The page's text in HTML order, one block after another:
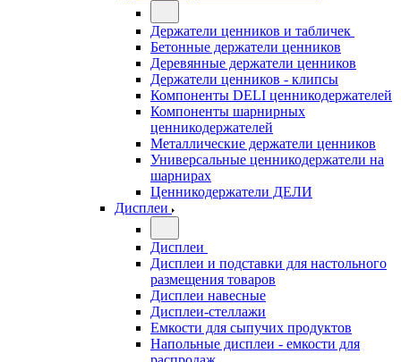
Держатели ценников и табличек
Бетонные держатели ценников
Деревянные держатели ценников
Держатели ценников - клипсы
Компоненты DELI ценникодержателей
Компоненты шарнирных
ценникодержателей
Металлические держатели ценников
Универсальные ценникодержатели на
шарнирах
Ценникодержатели ДЕЛИ
Дисплеи
Дисплеи
Дисплеи и подставки для настольного
размещения товаров
Дисплеи навесные
Дисплеи-стеллажи
Емкости для сыпучих продуктов
Напольные дисплеи - емкости для